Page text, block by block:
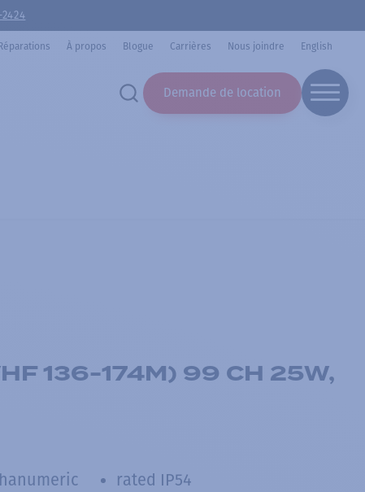
À propos Blogue Carrières Nous joindre English
Demande de location
136-174M) 99 CH 25W,
rated IP54